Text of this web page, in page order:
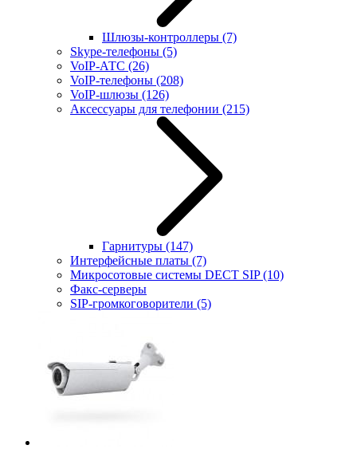
Шлюзы-контроллеры (7)
Skype-телефоны (5)
VoIP-АТС (26)
VoIP-телефоны (208)
VoIP-шлюзы (126)
Аксессуары для телефонии (215)
Гарнитуры (147)
Интерфейсные платы (7)
Микросотовые системы DECT SIP(10)
Факс-серверы
SIP-громкоговорители (5)